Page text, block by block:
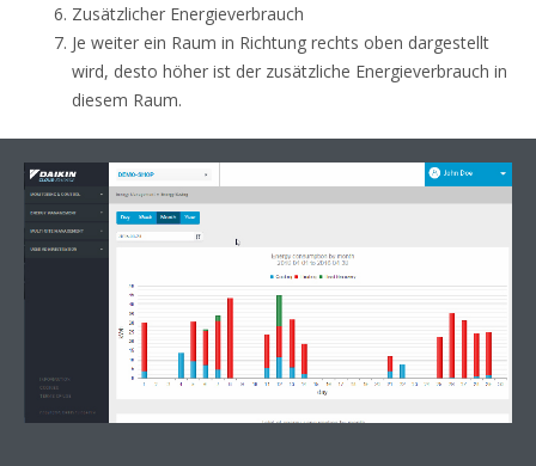
Zusätzlicher Energieverbrauch
Je weiter ein Raum in Richtung rechts oben dargestellt
wird, desto höher ist der zusätzliche Energieverbrauch in
diesem Raum.